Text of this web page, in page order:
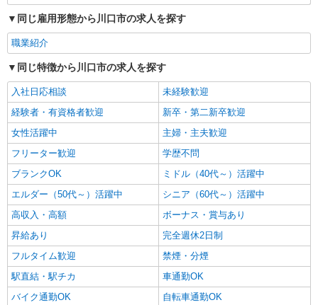
同じ雇用形態から川口市の求人を探す
職業紹介
同じ特徴から川口市の求人を探す
入社日応相談
未経験歓迎
経験者・有資格者歓迎
新卒・第二新卒歓迎
女性活躍中
主婦・主夫歓迎
フリーター歓迎
学歴不問
ブランクOK
ミドル（40代～）活躍中
エルダー（50代～）活躍中
シニア（60代～）活躍中
高収入・高額
ボーナス・賞与あり
昇給あり
完全週休2日制
フルタイム歓迎
禁煙・分煙
駅直結・駅チカ
車通勤OK
バイク通勤OK
自転車通勤OK